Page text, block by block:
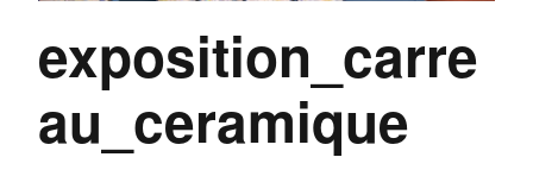
exposition_carre
au_ceramique